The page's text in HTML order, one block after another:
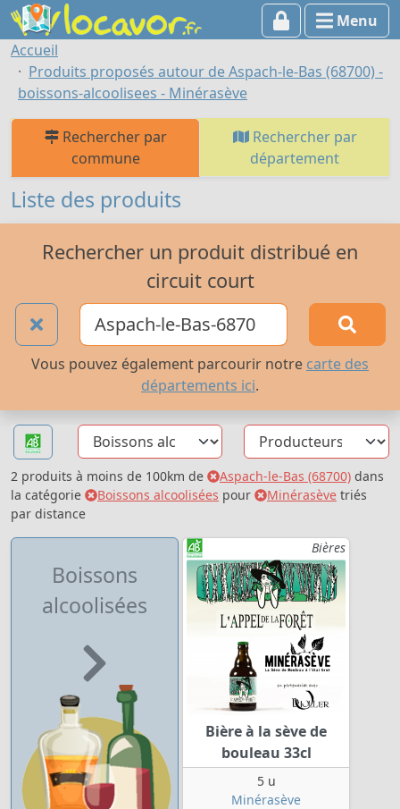
Menu
Accueil
Produits proposés autour de Aspach-le-Bas (68700) -
boissons-alcoolisees - Minérasève
Rechercher par
commune
Rechercher par
département
Liste des produits
Rechercher un produit distribué en
circuit court
Vous pouvez également parcourir notre carte des
départements ici.
2 produits à moins de 100km de Aspach-le-Bas (68700) dans
la catégorie
Boissons alcoolisées pour Minérasève triés
par distance
Boissons
alcoolisées
Bières
Bière à la sève de
bouleau 33cl
5 u
Minérasève